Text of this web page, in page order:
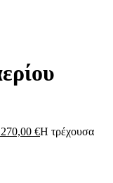
€Η τρέχουσα